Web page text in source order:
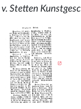
v. Stetten